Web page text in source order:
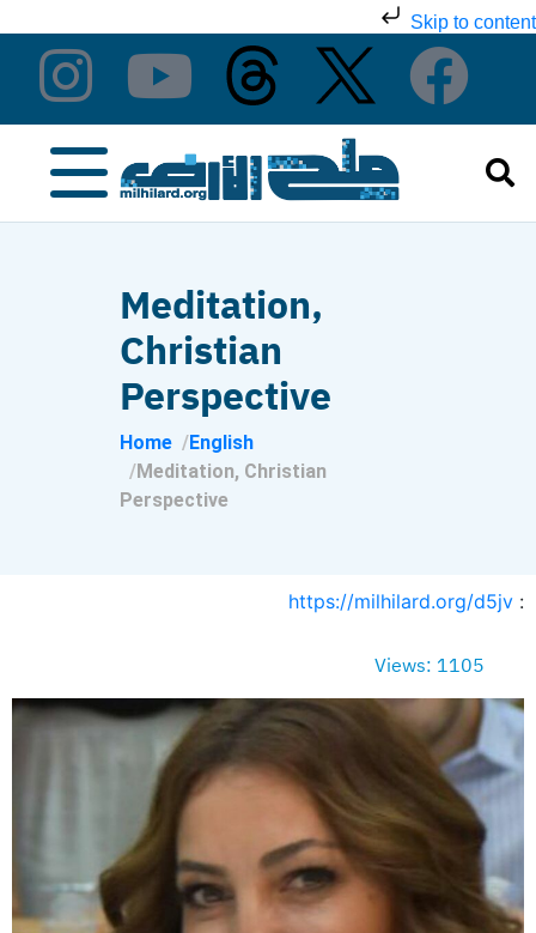
Skip to content
Meditation,
Christian
Perspective
Home
English
Meditation, Christian
Perspective
:
https://milhilard.org/d5jv
Views: 1105